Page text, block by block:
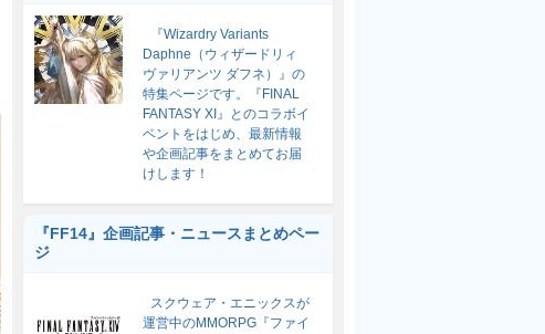
『Wizardry Variants
Daphne（ウィザードリィ
ヴァリアンツ ダフネ）』の
特集ページです。『FINAL
FANTASY XI』とのコラボイ
ベントをはじめ、最新情報
や企画記事をまとめてお届
けします！
『FF14』企画記事・ニュースまとめペー
ジ
スクウェア・エニックスが
運営中のMMORPG『ファイ